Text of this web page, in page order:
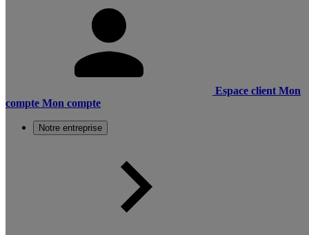
Espace client Mon
compte Mon compte
Notre entreprise